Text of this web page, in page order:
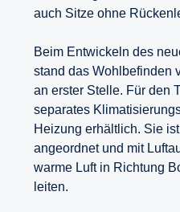
auch Sitze ohne
Beim Entwickeln des
stand das Wohlbefinden
an erster Stelle. Für den
separates
Heizung erhältlich. Sie
angeordnet und mit
warme Luft in Richtung
leiten.